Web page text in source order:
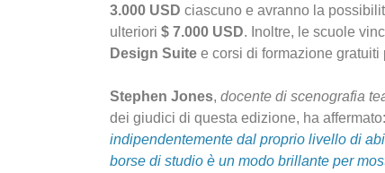
3.000 USD ciascuno e avranno la
ulteriori $ 7.000 USD. Inoltre, le scuole
Design Suite e corsi di formazione gratuiti
Stephen Jones, docente di scenografia
dei giudici di questa edizione, ha affermato:
indipendentemente dal proprio livello di
borse di studio è un modo brillante per